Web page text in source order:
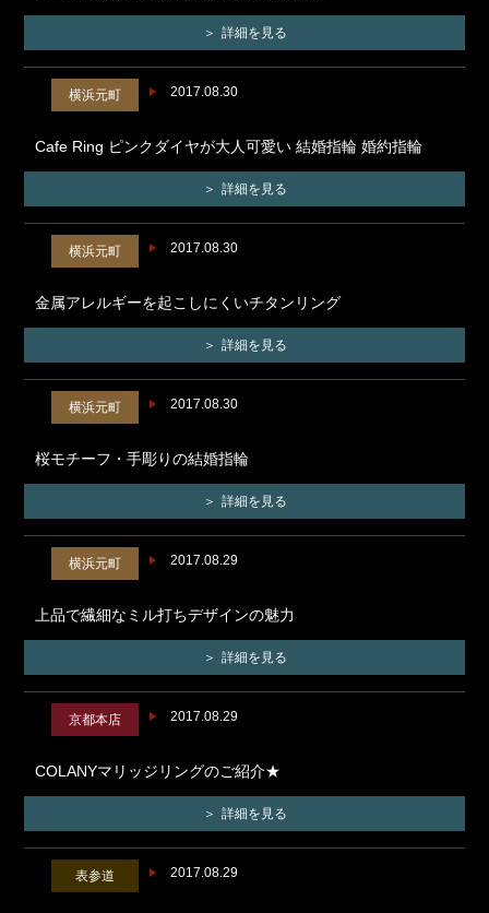
詳細を見る
2017.08.30
横浜元町
Cafe Ring ピンクダイヤが大人可愛い 結婚指輪 婚約指輪
詳細を見る
2017.08.30
横浜元町
金属アレルギーを起こしにくいチタンリング
詳細を見る
2017.08.30
横浜元町
桜モチーフ・手彫りの結婚指輪
詳細を見る
2017.08.29
横浜元町
上品で繊細なミル打ちデザインの魅力
詳細を見る
2017.08.29
京都本店
COLANYマリッジリングのご紹介★
詳細を見る
2017.08.29
表参道